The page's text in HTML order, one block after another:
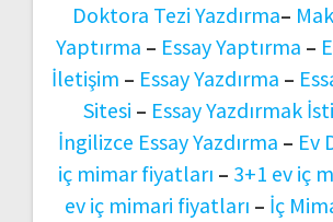
Doktora Tezi Yazdırma–
Yaptırma – Essay Yaptırma –
İletişim – Essay Yazdırma –
Sitesi – Essay Yazdırmak
İngilizce Essay Yazdırma – Ev
iç mimar fiyatları – 3+1 ev iç
ev iç mimari fiyatları – İç